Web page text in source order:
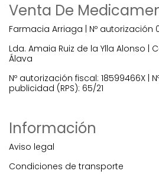
Venta De
Farmacia Arriaga | Nº autorización
Lda. Amaia Ruiz de la Ylla Alonso |
Álava
Nº autorización fiscal: 18599466X |
publicidad (RPS): 65/21
Información
Aviso legal
Condiciones de transporte